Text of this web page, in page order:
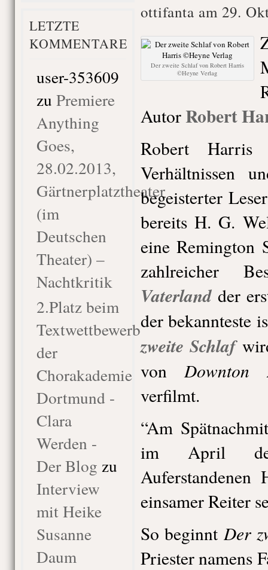
LETZTE
KOMMENTARE
user-353609
zu Premiere
Anything
Goes,
28.02.2013,
Gärtnerplatztheater
(im
Deutschen
Theater) –
Nachtkritik
2.Platz beim
Textwettbewerb
der
Chorakademie
Dortmund -
Clara
Werden -
Der Blog zu
Interview
mit Heike
Susanne
Daum
ottifanta am 29.
Der zweite Schlaf von Robert Harris
©Heyne Verlag
AutorRobert
Robert Harris
Verhältnissen
begeisterter
bereits H. G.
eine Remington
zahlreicher
Vaterlandder
der bekannteste
zweite Schlaf
vonDownton
verfilmt.
“Am
im April
einsamer Reiter
So beginntDer
Priester namens